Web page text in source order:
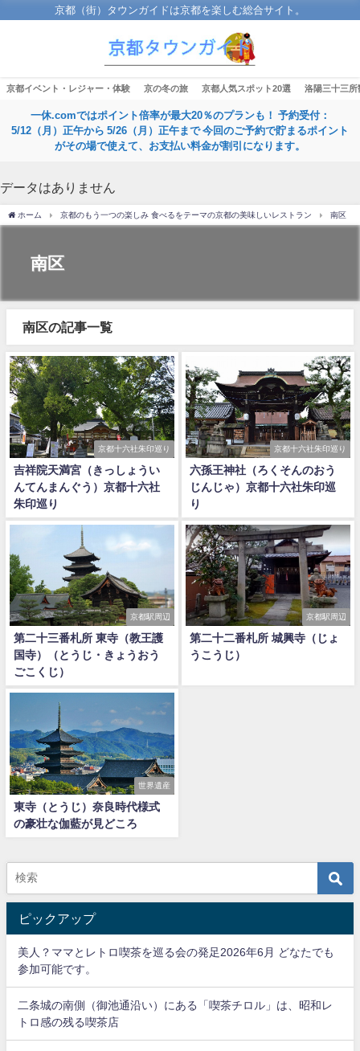
京都（街）タウンガイドは京都を楽しむ総合サイト。
京都イベント・レジャー・体験 京の冬の旅 京都人気スポット20選 洛陽三十三所
一休.comではポイント倍率が最大20％のプランも！ 予約受付：
5/12（月）正午から 5/26（月）正午まで 今回のご予約で貯まるポイント
がその場で使えて、お支払い料金が割引になります。
データはありません
ホーム 京都のもう一つの楽しみ 食べるをテーマの京都の美味しいレストラン 南区
南区
南区の記事一覧
京都十六社朱印巡り
吉祥院天満宮（きっしょうい
んてんまんぐう）京都十六社
朱印巡り
京都十六社朱印巡り
六孫王神社（ろくそんのおう
じんじゃ）京都十六社朱印巡
り
京都駅周辺
第二十三番札所 東寺（教王護
国寺）（とうじ・きょうおう
ごこくじ）
京都駅周辺
第二十二番札所 城興寺（じょ
うこうじ）
世界遺産
東寺（とうじ）奈良時代様式
の豪壮な伽藍が見どころ
ピックアップ
美人？ママとレトロ喫茶を巡る会の発足2026年6月 どなたでも
参加可能です。
二条城の南側（御池通沿い）にある「喫茶チロル」は、昭和レ
トロ感の残る喫茶店